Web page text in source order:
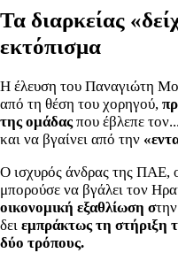
Τα διαρκείας
εκτόπισμα
Η έλευση του Παναγιώτη
από τη θέση του χορηγού,
της ομάδαςπου έβλεπε
και να βγαίνει από την
Ο ισχυρός άνδρας της ΠΑΕ,
μπορούσε να βγάλει τον
οικονομική εξαθλίωση σ
δει εμπράκτως τη στήριξη
δύο τρόπους.